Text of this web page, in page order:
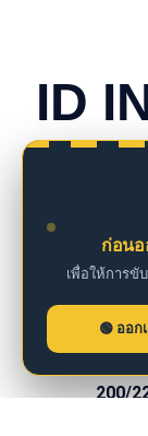
ก่อนอ
เพื่อให้การขั
ออก
ID
200/